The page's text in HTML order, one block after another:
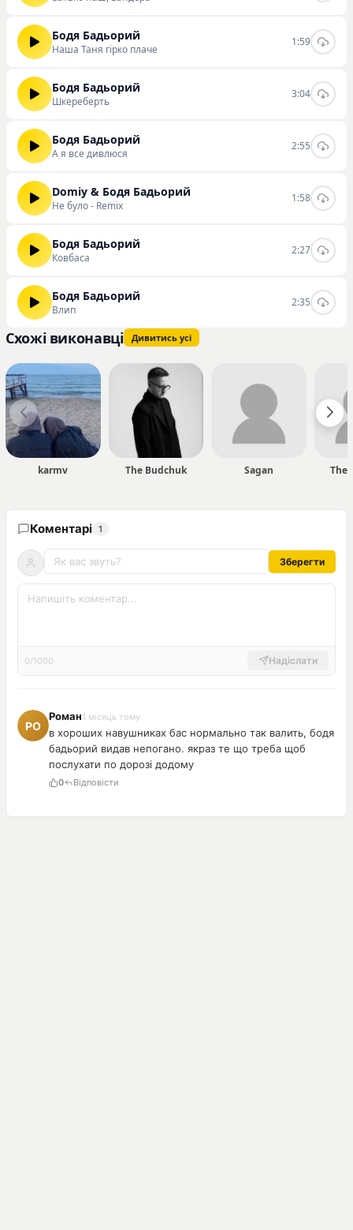
вирізняються специфічною подачею матеріалу, що
привертає увагу користувачів платформи.
Ознайомитися з повною дискографією, слухати та
безпосередньо на нашому сайті.
Бодя Бадьорий
Наша Таня гірко плаче
1:59
Бодя Бадьорий
Шкереберть
3:04
Бодя Бадьорий
А я все дивлюся
2:55
Domiy & Бодя Бадьорий
Не було - Remix
1:58
Бодя Бадьорий
Ковбаса
2:27
Бодя Бадьорий
Влип
2:35
Схожі виконавці Дивитись усі
karmv The Budchuk Sagan The
Коментарі 1
Зберегти
0/1000 Надіслати
Роман1 місяць тому
в хороших навушниках бас нормально так валить, бодя
бадьорий видав непогано. якраз те що треба щоб
послухати по дорозі додому
0 Відповісти